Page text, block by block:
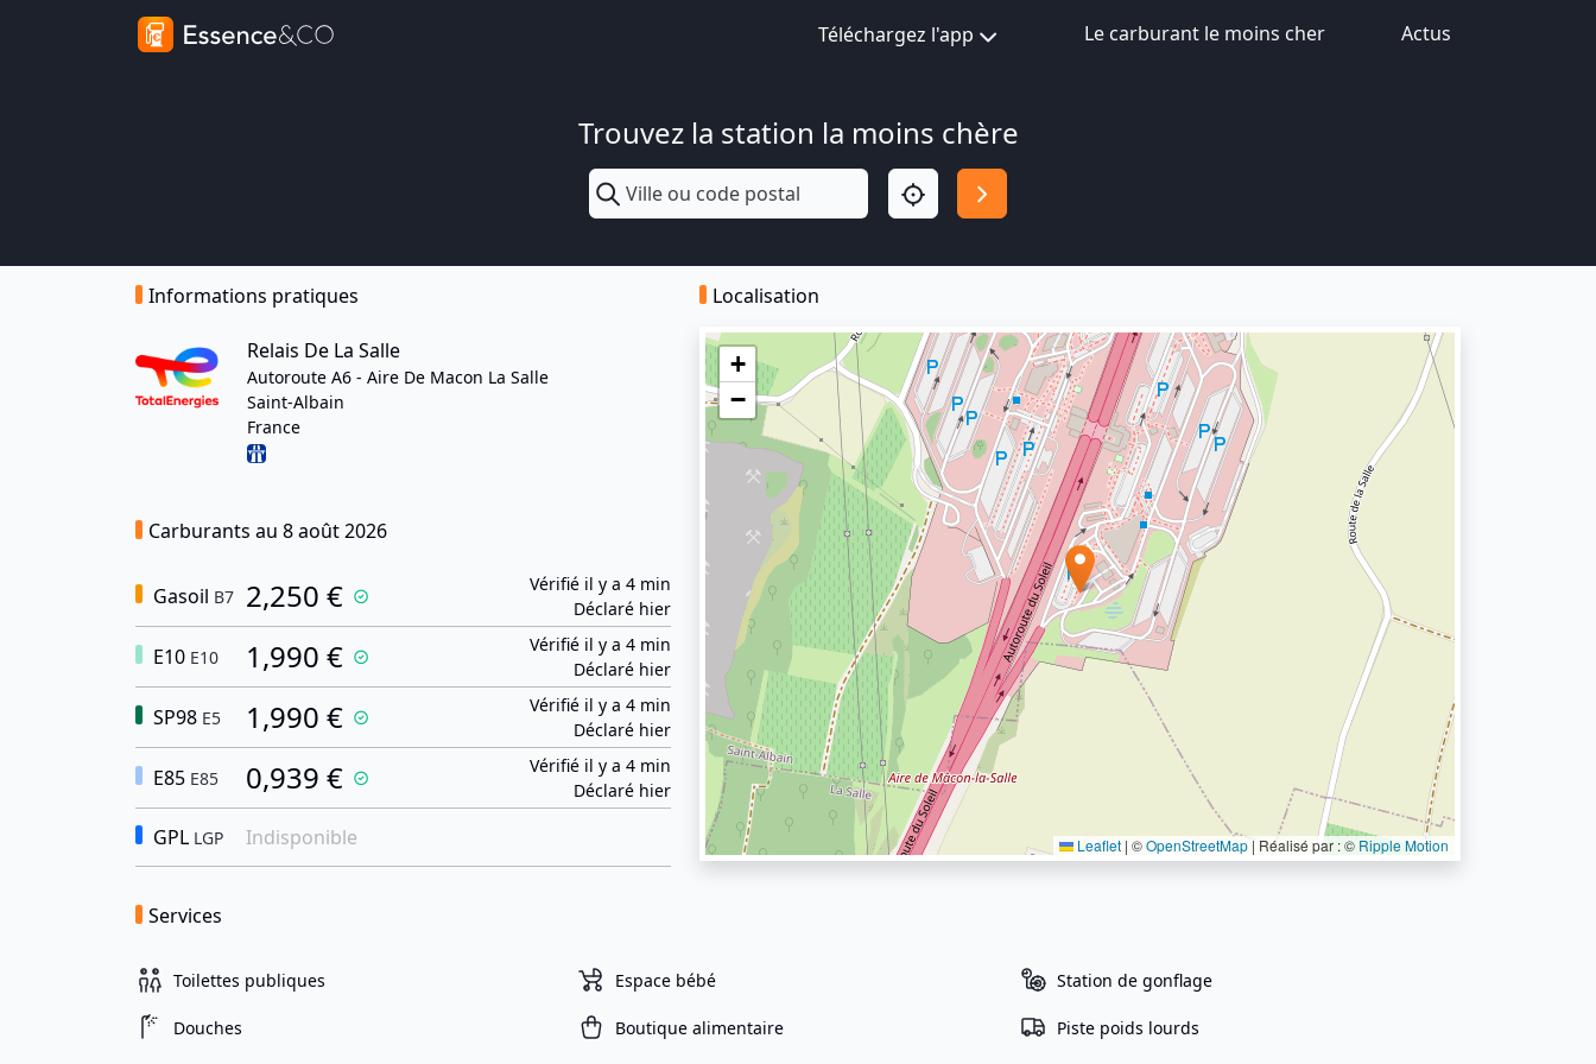
Téléchargez l'app Le carburant le moins cher Actus
Trouvez la station la moins chère
Informations pratiques
Relais De La Salle
Autoroute A6 - Aire De Macon La Salle
Saint-Albain
France
Carburants au 8 août 2026
Gasoil B7 2,250 €
Vérifié il y a 4 min
Déclaré hier
E10 E10 1,990 €
Vérifié il y a 4 min
Déclaré hier
SP98 E5 1,990 €
Vérifié il y a 4 min
Déclaré hier
E85 E85 0,939 €
Vérifié il y a 4 min
Déclaré hier
GPL LGP Indisponible
Localisation
+
−
Leaflet | ©OpenStreetMap | Réalisé par : © Ripple Motion
Services
Toilettes publiques Espace bébé Station de gonflage
Douches Boutique alimentaire Piste poids lourds